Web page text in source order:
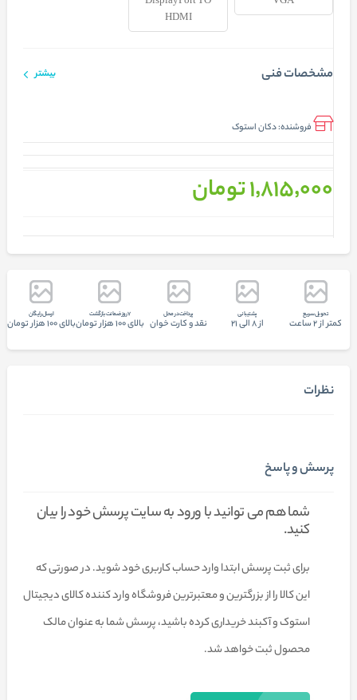
HDMI
مشخصات فنی بیشتر
فروشنده:دکان استوک
1٬815٬000 تومان
تحويل سريع
کمتر از 2 ساعت
پشتيبانی
از 8 الی 21
پرداخت در محل
نقد و کارت خوان
7 روز ضمانت بازگشت
بالای 100 هزار تومان
ارسال رایگان
بالای 100 هزار تومان
نظرات
پرسش و پاسخ
شما هم می توانید با ورود به سایت پرسش خود را بیان
کنید.
برای ثبت پرسش ابتدا وارد حساب کاربری خود شوید. در صورتی که
این کالا را از بزرگترین و معتبرترین فروشگاه وارد کننده کالای دیجیتال
استوک و آکبند خریداری کرده باشید، پرسش شما به عنوان مالک
محصول ثبت خواهد شد.